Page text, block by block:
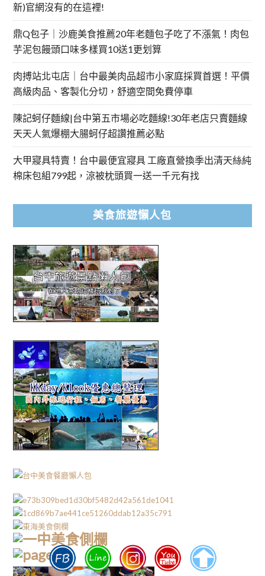
新)官網沒有的在這裡!
鼎Q包子｜沙鹿美食推薦20年老麵包子吃了不漲氣！肉包
芋泥包饅頭口味多樣買10送1更划算
肉搏站北屯店｜台中最美肉品超市小家庭採買首選！平價
高級肉品、客製化分切，舒適空間免費停車
陳記蚵仔麵線|台中第五市場必吃麵線!30年老店只賣麵線
天天人氣爆棚大腸蚵仔超讚推薦必點
大甲寢具特賣！台中最便宜寢具 工廠直營換季出清天絲純
棉床包組799起，涼被枕頭買一送一千元有找
美食旅遊懶人包